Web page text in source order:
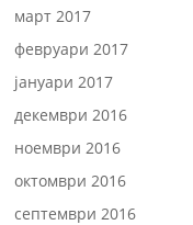
март 2017
февруари 2017
јануари 2017
декември 2016
ноември 2016
октомври 2016
септември 2016